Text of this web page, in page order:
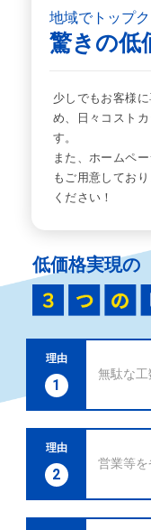
地域でトップ
驚きの低
少しでもお客様
め、日々コスト
す。
また、ホームペ
もご用意してお
ください！
低価格実現の
理由
1
無駄な
理由
2
営業等